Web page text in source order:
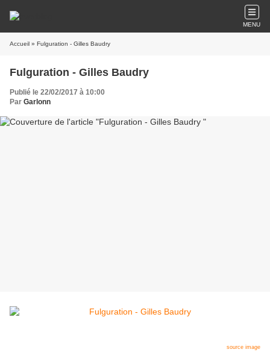
MENU
Accueil » Fulguration - Gilles Baudry
Fulguration - Gilles Baudry
Publié le 22/02/2017 à 10:00
Par Garlonn
source image